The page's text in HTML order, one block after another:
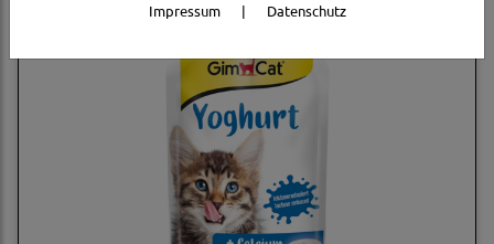
Impressum | Datenschutz